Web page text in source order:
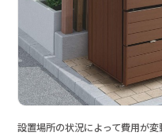
設置場所の状況によって費用が変